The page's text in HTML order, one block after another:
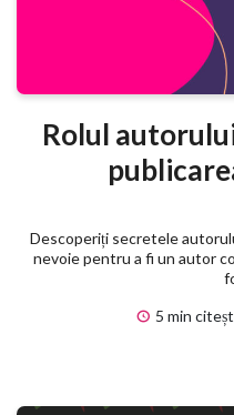
Rolul
Descoperiți secretele
nevoie pentru a fi un autor
5 min